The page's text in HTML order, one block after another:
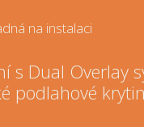
na instalaci
s Dual Overlay
podlahové